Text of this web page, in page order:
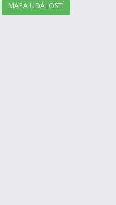
MAPA UDÁLOSTÍ